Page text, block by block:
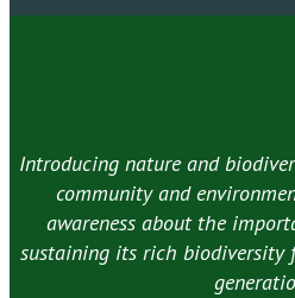
Introducing nature and
community and
awareness about the
sustaining its rich biodiversity